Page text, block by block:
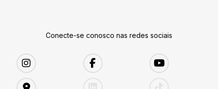
Conecte-se conosco nas redes sociais